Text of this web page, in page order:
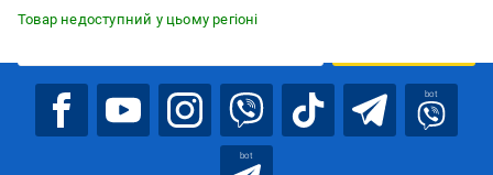
Товар недоступний у цьому регіоні
bot
bot